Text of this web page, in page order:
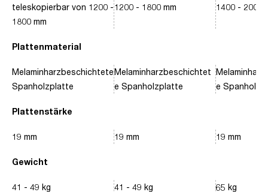
Plattenmaterial
Plattenstärke
Gewicht
teleskopierbar von 1200 -
1800 mm
Melaminharzbeschichtete
Spanholzplatte
19 mm
41 - 49 kg
1200 - 1800 mm
Melaminharzbeschichtet
e Spanholzplatte
19 mm
41 - 49 kg
1400 - 2000
e
19 mm
65 kg